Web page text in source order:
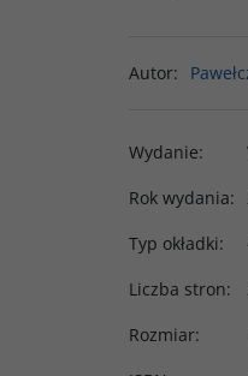
Autor:
Wydanie:
Rok wydania:
Typ okładki:
Liczba stron:
Rozmiar: